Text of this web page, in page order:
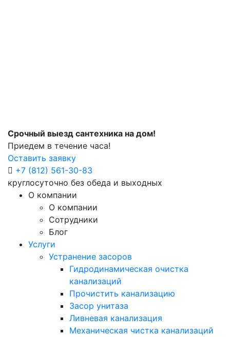
Срочный выезд сантехника на дом!
Приедем в течение часа!
Оставить заявку
+7 (812) 561-30-83
круглосуточно без обеда и выходных
О компании
О компании
Сотрудники
Блог
Услуги
Устранение засоров
Гидродинамическая очистка
канализаций
Прочистить канализацию
Засор унитаза
Ливневая канализация
Механическая чистка канализаций